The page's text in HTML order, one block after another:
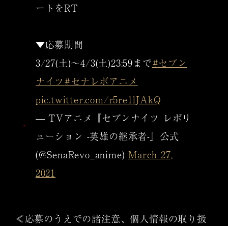
ートをRT
▼応募期間
3/27(土)～4/3(土)23:59まで#セブン
ナイツ#セナレボアニメ
pic.twitter.com/r5re1lJAkQ
— TVアニメ『セブンナイツ レボリ
ューション -英雄の継承者-』公式
(@SenaRevo_anime)March 27,
2021
≪応募のうえでの諸注意、個人情報の取り扱